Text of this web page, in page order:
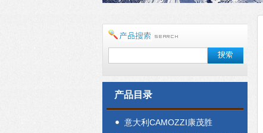
产品目录
意大利CAMOZZI康茂胜